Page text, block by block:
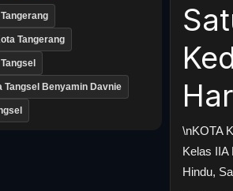
Tangerang
Tangsel Benyamin Davnie
\nKOTA
Kelas IIA
Hindu,